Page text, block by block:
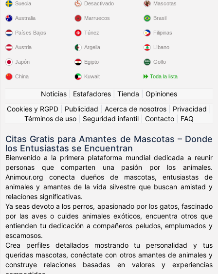
Suecia Desactivado Mascotas
Australia
Países Bajos
Austria
Japón
China
Marruecos
Túnez
Argelia
Egipto
Kuwait
Brasil
Filipinas
Líbano
Golfo
Toda la lista
Noticias Estafadores Tienda
Opiniones
Cookies y RGPD
Publicidad Acerca de nosotros Privacidad
Términos de uso
Seguridad infantil Contacto FAQ
Citas Gratis para Amantes de Mascotas – Donde
los Entusiastas se Encuentran
Bienvenido a la primera plataforma mundial dedicada a reunir
personas que comparten una pasión por los animales.
Animour.org conecta dueños de mascotas, entusiastas de
animales y amantes de la vida silvestre que buscan amistad y
relaciones significativas.
Ya seas devoto a los perros, apasionado por los gatos, fascinado
por las aves o cuides animales exóticos, encuentra otros que
entienden tu dedicación a compañeros peludos, emplumados y
escamosos.
Crea perfiles detallados mostrando tu personalidad y tus
queridas mascotas, conéctate con otros amantes de animales y
construye relaciones basadas en valores y experiencias